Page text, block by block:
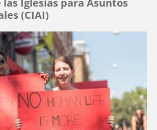
las Iglesias para Asuntos
(CIAI)